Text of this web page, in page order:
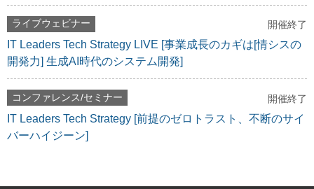
ライブウェビナー 開催終了
IT Leaders Tech Strategy LIVE [事業成長のカギは[情シスの
開発力] 生成AI時代のシステム開発]
コンファレンス/セミナー 開催終了
IT Leaders Tech Strategy [前提のゼロトラスト、不断のサイ
バーハイジーン]